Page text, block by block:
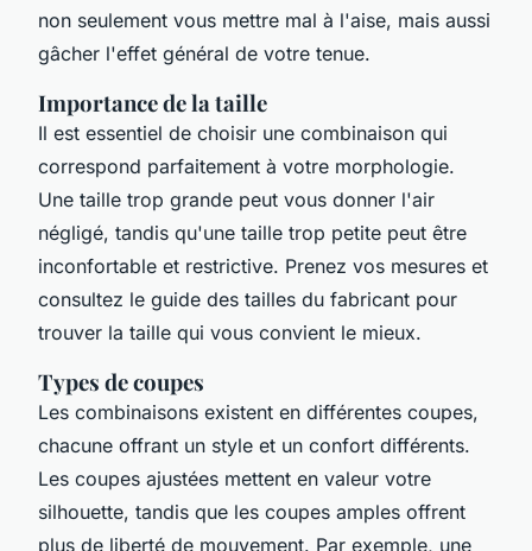
non seulement vous mettre mal à l'aise, mais aussi
gâcher l'effet général de votre tenue.
Importance de la taille
Il est essentiel de choisir une combinaison qui
correspond parfaitement à votre morphologie.
Une taille trop grande peut vous donner l'air
négligé, tandis qu'une taille trop petite peut être
inconfortable et restrictive. Prenez vos mesures et
consultez le guide des tailles du fabricant pour
trouver la taille qui vous convient le mieux.
Types de coupes
Les combinaisons existent en différentes coupes,
chacune offrant un style et un confort différents.
Les coupes ajustées mettent en valeur votre
silhouette, tandis que les coupes amples offrent
plus de liberté de mouvement. Par exemple, une